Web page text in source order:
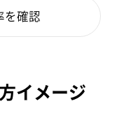
を確認
イメージ